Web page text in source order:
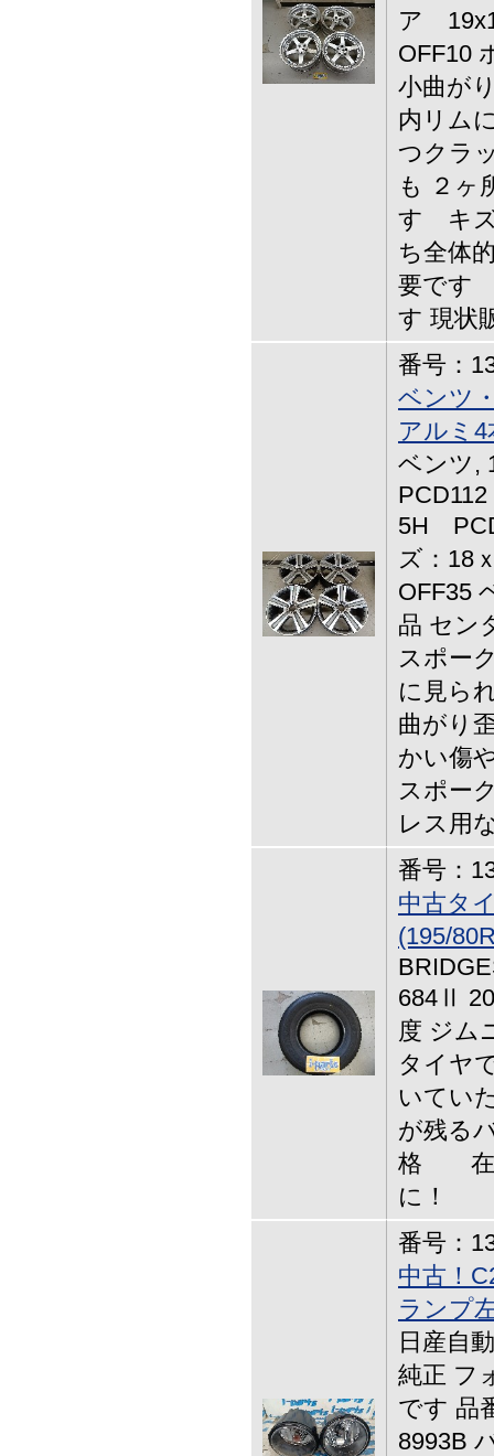
ア
OFF10
小曲が
内リム
つクラ
も ２ヶ
す キズ
ち全体
要です
す 現状
番号：
ベンツ
アルミ
ベン
5H
ズ：18
OFF35
品 セン
スポー
に見ら
曲がり
かい傷
スポー
レス用
番号：
中古タ
(195/
684Ⅱ
度 ジム
タイヤ
いてい
が残る
格 在
に！
番号：
中古！
ランプ
日産自
純正 フ
です 品
8993B